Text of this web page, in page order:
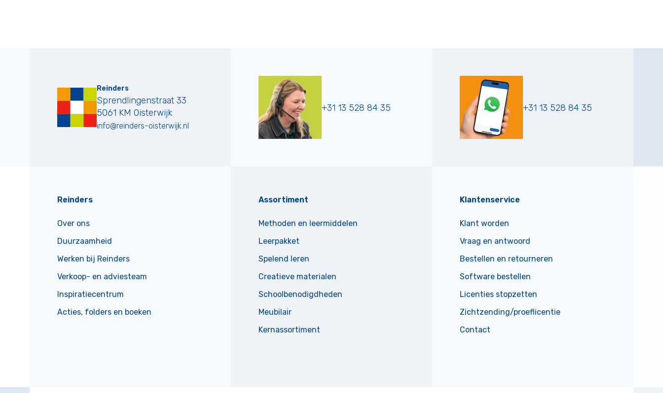
Reinders
Sprendlingenstraat 33
5061 KM Oisterwijk
info@reinders-oisterwijk.nl
+31 13 528 84 35 +31 13 528 84 35
Reinders
Over ons
Duurzaamheid
Werken bij Reinders
Verkoop- en adviesteam
Inspiratiecentrum
Acties, folders en boeken
Assortiment
Methoden en leermiddelen
Leerpakket
Spelend leren
Creatieve materialen
Schoolbenodigdheden
Meubilair
Kernassortiment
Klantenservice
Klant worden
Vraag en antwoord
Bestellen en retourneren
Software bestellen
Licenties stopzetten
Zichtzending/proeflicentie
Contact